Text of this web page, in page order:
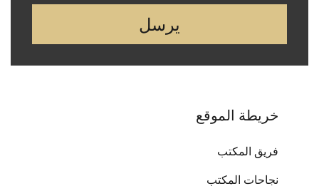
خريطة الموقع
فريق المكتب
نجاحات المكتب